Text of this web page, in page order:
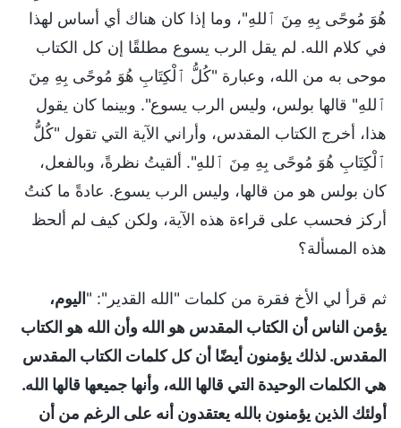
هُوَ مُوحًى بِهِ مِنَ ٱللهِ"، وما إذا كان هناك أي أساس لهذا
في كلام الله. لم يقل الرب يسوع مطلقًا إن كل الكتاب
موحى به من الله، وعبارة "كُلُّ ٱلْكِتَابِ هُوَ مُوحًى بِهِ مِنَ
ٱللهِ" قالها بولس، وليس الرب يسوع". وبينما كان يقول
هذا، أخرج الكتاب المقدس، وأراني الآية التي تقول "كُلُّ
ٱلْكِتَابِ هُوَ مُوحًى بِهِ مِنَ ٱللهِ". ألقيتُ نظرةً، وبالفعل،
كان بولس هو من قالها، وليس الرب يسوع. عادةً ما كنتُ
أركز فحسب على قراءة هذه الآية، ولكن كيف لم ألحظ
هذه المسألة؟
ثم قرأ لي الأخ فقرة من كلمات "الله القدير": "اليوم،
يؤمن الناس أن الكتاب المقدس هو الله وأن الله هو الكتاب
المقدس. لذلك يؤمنون أيضًا أن كل كلمات الكتاب المقدس
هي الكلمات الوحيدة التي قالها الله، وأنها جميعها قالها الله.
أولئك الذين يؤمنون بالله يعتقدون أنه على الرغم من أن